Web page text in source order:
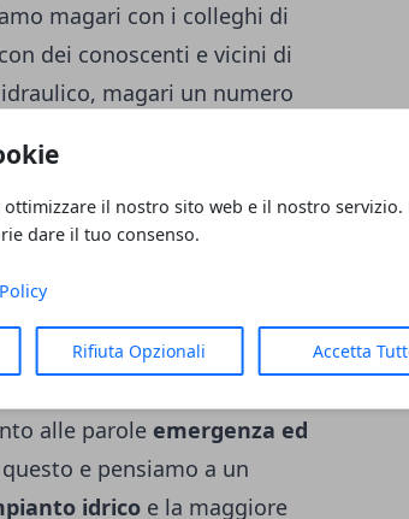
il nostro sito web e il nostro servizio.
dare il tuo consenso.
Rifiuta Opzionali Accetta
magari con i colleghi di
dei conoscenti e vicini di
magari un numero
d'accordo per
rotto il ghiaccio e così
imprevisto e soprattutto
come fare a trovarlo e
contattato, se ad
messaggio WhatsApp.
suo intervento per telefono
alle parole emergenza ed
e pensiamo a un
idrico e la maggiore